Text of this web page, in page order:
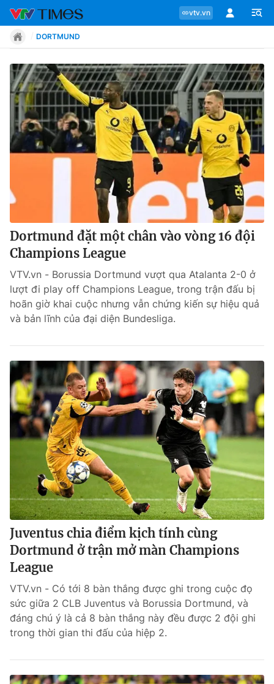
vtv.vn
Chuyên mục
Tin tức
Phong cách
Chân dung
Bóng đá
Các môn khác
VIDEO
Bên lề
DORTMUND
Dortmund đặt một chân vào vòng 16 đội
Champions League
VTV.vn - Borussia Dortmund vượt qua Atalanta 2-0 ở
lượt đi play off Champions League, trong trận đấu bị
hoãn giờ khai cuộc nhưng vẫn chứng kiến sự hiệu quả
và bản lĩnh của đại diện Bundesliga.
Juventus chia điểm kịch tính cùng
Dortmund ở trận mở màn Champions
League
VTV.vn - Có tới 8 bàn thắng được ghi trong cuộc đọ
sức giữa 2 CLB Juventus và Borussia Dortmund, và
đáng chú ý là cả 8 bàn thắng này đều được 2 đội ghi
trong thời gian thi đấu của hiệp 2.